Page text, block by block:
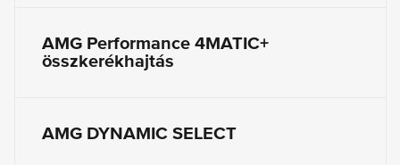
AMG Performance 4MATIC+
összkerékhajtás
AMG DYNAMIC SELECT